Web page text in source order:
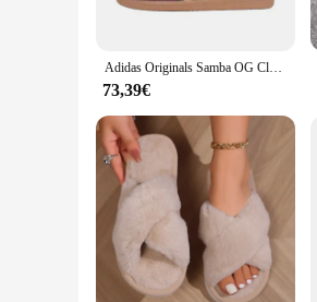
Adidas Originals Samba OG Classic Retro Comode Scarpe da tavolo casual Allenamento tedesco per uomo e donna
73,39€